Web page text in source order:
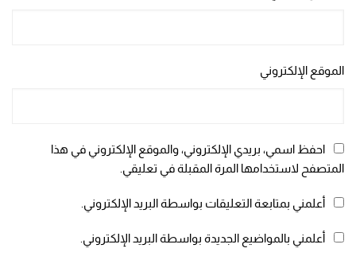
الموقع الإلكتروني
احفظ اسمي، بريدي الإلكتروني، والموقع الإلكتروني في هذا
المتصفح لاستخدامها المرة المقبلة في تعليقي.
أعلمني بمتابعة التعليقات بواسطة البريد الإلكتروني.
أعلمني بالمواضيع الجديدة بواسطة البريد الإلكتروني.